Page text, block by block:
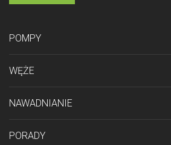
POMPY
WĘŻE
NAWADNIANIE
PORADY